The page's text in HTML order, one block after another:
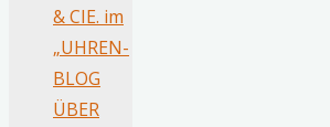
& CIE. im
„UHREN-
BLOG
ÜBER